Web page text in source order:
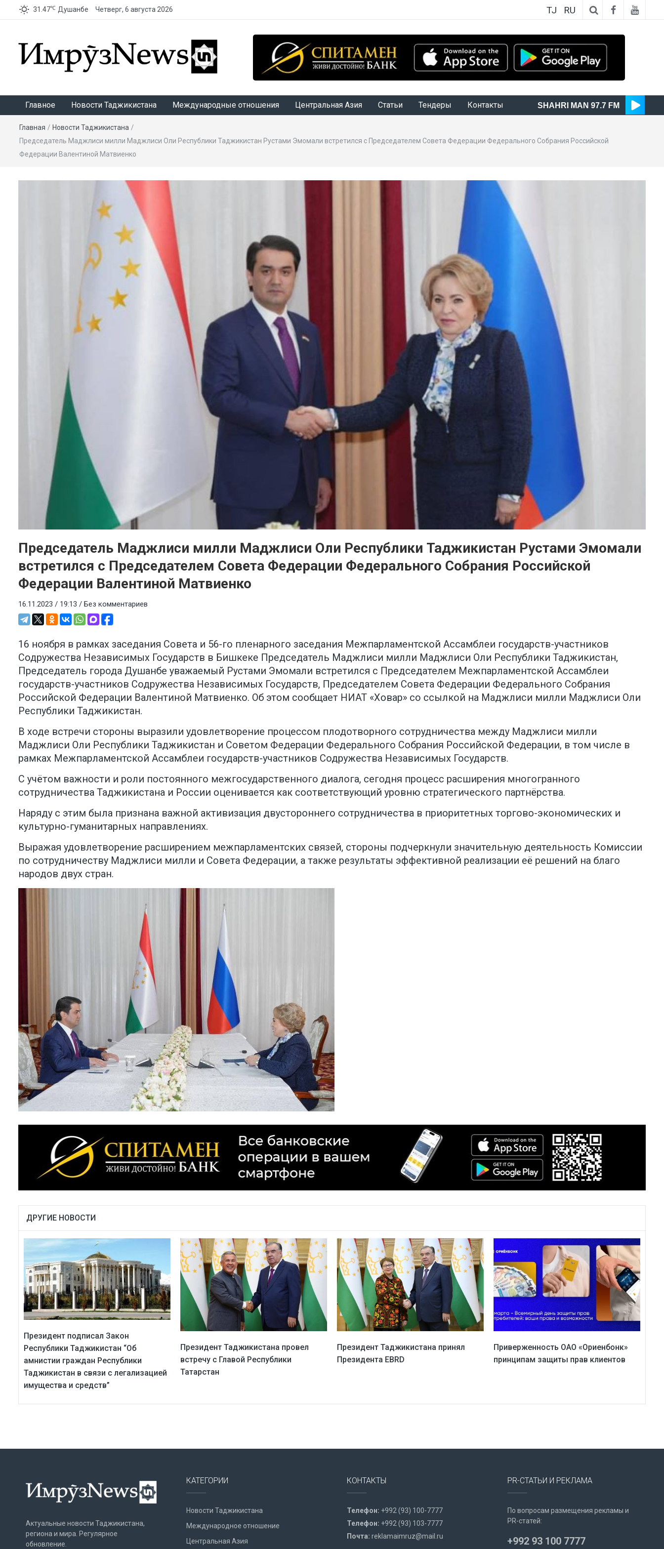
31.47℃ Душанбе Четверг, 6 августа 2026 TJ RU
Главное Новости Таджикистана Международные отношения Центральная Азия Статьи Тендеры Контакты SHAHRI MAN 97.7 FM
Главная / Новости Таджикистана /
Председатель Маджлиси милли Маджлиси Оли Республики Таджикистан Рустами Эмомали встретился с Председателем Совета Федерации Федерального Собрания Российской
Федерации Валентиной Матвиенко
Председатель Маджлиси милли Маджлиси Оли Республики Таджикистан Рустами Эмомали
встретился с Председателем Совета Федерации Федерального Собрания Российской
Федерации Валентиной Матвиенко
16.11.2023 / 19:13 / Без комментариев
16 ноября в рамках заседания Совета и 56-го пленарного заседания Межпарламентской Ассамблеи государств-участников
Содружества Независимых Государств в Бишкеке Председатель Маджлиси милли Маджлиси Оли Республики Таджикистан,
Председатель города Душанбе уважаемый Рустами Эмомали встретился с Председателем Межпарламентской Ассамблеи
государств-участников Содружества Независимых Государств, Председателем Совета Федерации Федерального Собрания
Российской Федерации Валентиной Матвиенко. Об этом сообщает НИАТ «Ховар» со ссылкой на Маджлиси милли Маджлиси Оли
Республики Таджикистан.
В ходе встречи стороны выразили удовлетворение процессом плодотворного сотрудничества между Маджлиси милли
Маджлиси Оли Республики Таджикистан и Советом Федерации Федерального Собрания Российской Федерации, в том числе в
рамках Межпарламентской Ассамблеи государств-участников Содружества Независимых Государств.
С учётом важности и роли постоянного межгосударственного диалога, сегодня процесс расширения многогранного
сотрудничества Таджикистана и России оценивается как соответствующий уровню стратегического партнёрства.
Наряду с этим была признана важной активизация двустороннего сотрудничества в приоритетных торгово-экономических и
культурно-гуманитарных направлениях.
Выражая удовлетворение расширением межпарламентских связей, стороны подчеркнули значительную деятельность Комиссии
по сотрудничеству Маджлиси милли и Совета Федерации, а также результаты эффективной реализации её решений на благо
народов двух стран.
ДРУГИЕ НОВОСТИ
Президент подписал Закон
Республики Таджикистан “Об
амнистии граждан Республики
Таджикистан в связи с легализацией
имущества и средств”
Президент Таджикистана провел
встречу с Главой Республики
Татарстан
Президент Таджикистана принял
Президента EBRD
Приверженность ОАО «Ориенбонк»
принципам защиты прав клиентов
Актуальные новости Таджикистана,
региона и мира. Регулярное
обновление.
КАТЕГОРИИ
Новости Таджикистана
Международное отношение
Центральная Азия
КОНТАКТЫ
Телефон: +992 (93) 100-7777
Телефон: +992 (93) 103-7777
Почта: reklamaimruz@mail.ru
PR-СТАТЬИ И РЕКЛАМА
По вопросам размещения рекламы и
PR-статей:
+992 93 100 7777